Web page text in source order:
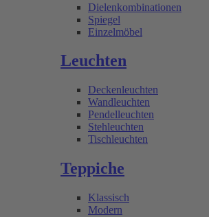
Dielenkombinationen
Spiegel
Einzelmöbel
Leuchten
Deckenleuchten
Wandleuchten
Pendelleuchten
Stehleuchten
Tischleuchten
Teppiche
Klassisch
Modern